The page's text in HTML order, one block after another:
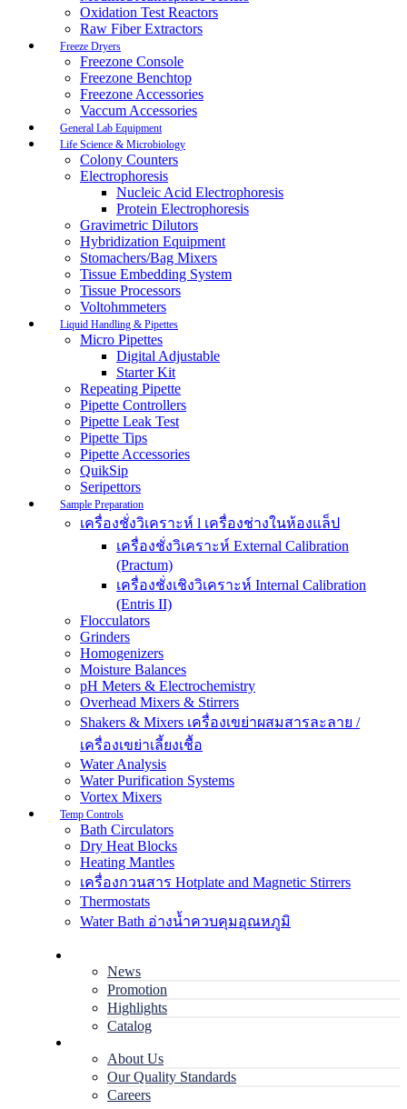
Oxidation Test Reactors
Raw Fiber Extractors
Freeze Dryers
Freezone Console
Freezone Benchtop
Freezone Accessories
Vaccum Accessories
General Lab Equipment
Life Science & Microbiology
Colony Counters
Electrophoresis
Nucleic Acid Electrophoresis
Protein Electrophoresis
Gravimetric Dilutors
Hybridization Equipment
Stomachers/Bag Mixers
Tissue Embedding System
Tissue Processors
Voltohmmeters
Liquid Handling & Pipettes
Micro Pipettes
Digital Adjustable
Starter Kit
Repeating Pipette
Pipette Controllers
Pipette Leak Test
Pipette Tips
Pipette Accessories
QuikSip
Seripettors
Sample Preparation
เครื่องชั่งวิเคราะห์ l เครื่องช่างในห้องแล็ป
เครื่องชั่งวิเคราะห์ External Calibration
(Practum)
เครื่องชั่งเชิงวิเคราะห์ Internal Calibration
(Entris II)
Flocculators
Grinders
Homogenizers
Moisture Balances
pH Meters & Electrochemistry
Overhead Mixers & Stirrers
Shakers & Mixers เครื่องเขย่าผสมสารละลาย /
เครื่องเขย่าเลี้ยงเชื้อ
Water Analysis
Water Purification Systems
Vortex Mixers
Temp Controls
Bath Circulators
Dry Heat Blocks
Heating Mantles
เครื่องกวนสาร Hotplate and Magnetic Stirrers
Thermostats
Water Bath อ่างน้ำควบคุมอุณหภูมิ
News
Promotion
Highlights
Catalog
About Us
Our Quality Standards
Careers